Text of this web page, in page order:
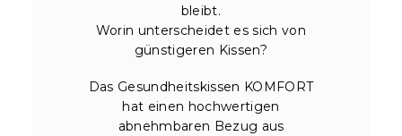
bleibt.
Worin unterscheidet es sich von
günstigeren Kissen?
Das Gesundheitskissen KOMFORT
hat einen hochwertigen
abnehmbaren Bezug aus